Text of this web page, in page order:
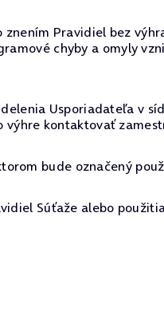
Pravidiel bez
chyby a omyly
Usporiadateľa v
výhre kontaktovať
bude označený
Súťaže alebo